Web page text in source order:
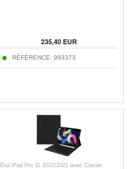
235,40EUR
RÉFÉRENCE: 993373
Étui iPad Pro 11 2022/2021 avec Clavier